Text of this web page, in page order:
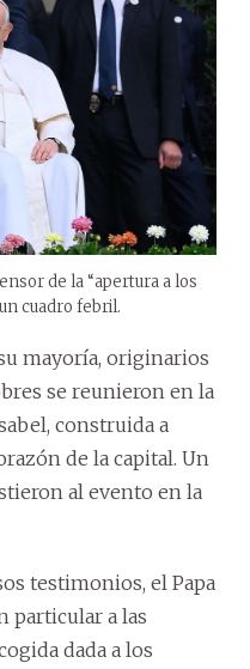
de la “apertura a los
cuadro febril.
mayoría, originarios
se reunieron en la
construida a
de la capital. Un
al evento en la
testimonios, el Papa
particular a las
dada a los